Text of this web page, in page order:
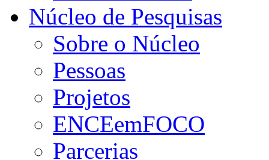
Núcleo de Pesquisas
Sobre o Núcleo
Pessoas
Projetos
ENCEemFOCO
Parcerias